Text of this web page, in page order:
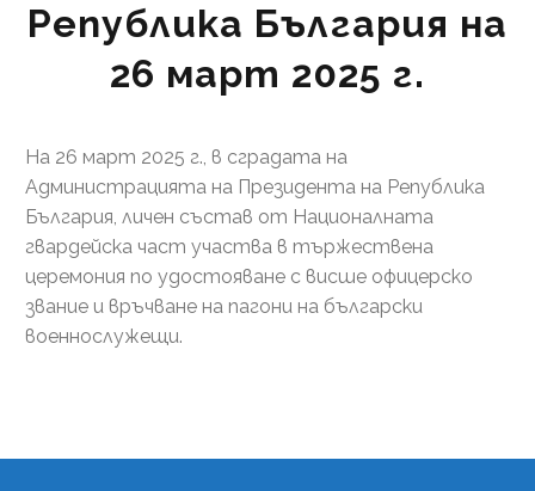
Република България на
26 март 2025 г.
На 26 март 2025 г., в сградата на
Администрацията на Президента на Република
България, личен състав от Националната
гвардейска част участва в тържествена
церемония по удостояване с висше офицерско
звание и връчване на пагони на български
военнослужещи.